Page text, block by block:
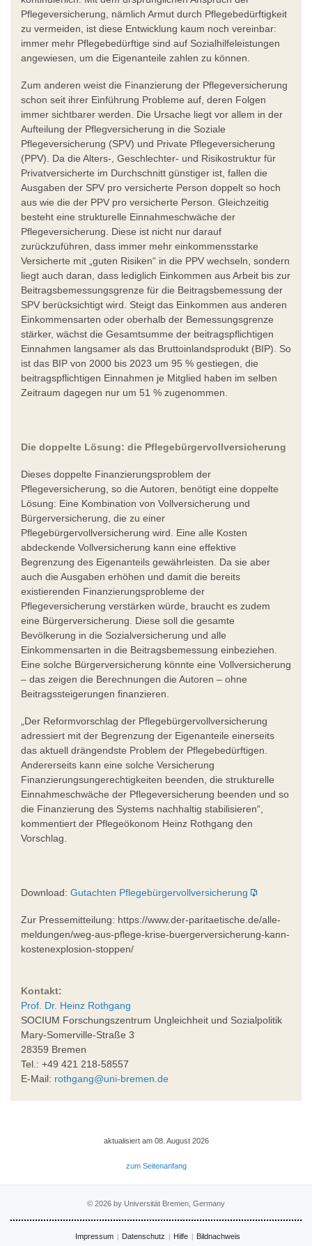
Pflegeversicherung, nämlich Armut durch Pflegebedürftigkeit
zu vermeiden, ist diese Entwicklung kaum noch vereinbar:
immer mehr Pflegebedürftige sind auf Sozialhilfeleistungen
angewiesen, um die Eigenanteile zahlen zu können.
Zum anderen weist die Finanzierung der Pflegeversicherung
schon seit ihrer Einführung Probleme auf, deren Folgen
immer sichtbarer werden. Die Ursache liegt vor allem in der
Aufteilung der Pflegversicherung in die Soziale
Pflegeversicherung (SPV) und Private Pflegeversicherung
(PPV). Da die Alters-, Geschlechter- und Risikostruktur für
Privatversicherte im Durchschnitt günstiger ist, fallen die
Ausgaben der SPV pro versicherte Person doppelt so hoch
aus wie die der PPV pro versicherte Person. Gleichzeitig
besteht eine strukturelle Einnahmeschwäche der
Pflegeversicherung. Diese ist nicht nur darauf
zurückzuführen, dass immer mehr einkommensstarke
Versicherte mit „guten Risiken“ in die PPV wechseln, sondern
liegt auch daran, dass lediglich Einkommen aus Arbeit bis zur
Beitragsbemessungsgrenze für die Beitragsbemessung der
SPV berücksichtigt wird. Steigt das Einkommen aus anderen
Einkommensarten oder oberhalb der Bemessungsgrenze
stärker, wächst die Gesamtsumme der beitragspflichtigen
Einnahmen langsamer als das Bruttoinlandsprodukt (BIP). So
ist das BIP von 2000 bis 2023 um 95 % gestiegen, die
beitragspflichtigen Einnahmen je Mitglied haben im selben
Zeitraum dagegen nur um 51 % zugenommen.
Die doppelte Lösung: die Pflegebürgervollversicherung
Dieses doppelte Finanzierungsproblem der
Pflegeversicherung, so die Autoren, benötigt eine doppelte
Lösung: Eine Kombination von Vollversicherung und
Bürgerversicherung, die zu einer
Pflegebürgervollversicherung wird. Eine alle Kosten
abdeckende Vollversicherung kann eine effektive
Begrenzung des Eigenanteils gewährleisten. Da sie aber
auch die Ausgaben erhöhen und damit die bereits
existierenden Finanzierungsprobleme der
Pflegeversicherung verstärken würde, braucht es zudem
eine Bürgerversicherung. Diese soll die gesamte
Bevölkerung in die Sozialversicherung und alle
Einkommensarten in die Beitragsbemessung einbeziehen.
Eine solche Bürgerversicherung könnte eine Vollversicherung
– das zeigen die Berechnungen die Autoren – ohne
Beitragssteigerungen finanzieren.
„Der Reformvorschlag der Pflegebürgervollversicherung
adressiert mit der Begrenzung der Eigenanteile einerseits
das aktuell drängendste Problem der Pflegebedürftigen.
Andererseits kann eine solche Versicherung
Finanzierungsungerechtigkeiten beenden, die strukturelle
Einnahmeschwäche der Pflegeversicherung beenden und so
die Finanzierung des Systems nachhaltig stabilisieren“,
kommentiert der Pflegeökonom Heinz Rothgang den
Vorschlag.
Download: Gutachten Pflegebürgervollversicherung
Zur Pressemitteilung: https://www.der-paritaetische.de/alle-
meldungen/weg-aus-pflege-krise-buergerversicherung-kann-
kostenexplosion-stoppen/
Kontakt:
Prof. Dr. Heinz Rothgang
SOCIUM Forschungszentrum Ungleichheit und Sozialpolitik
Mary-Somerville-Straße 3
28359 Bremen
Tel.: +49 421 218-58557
E-Mail: rothgang@uni-bremen.de
aktualisiert am 08. August 2026
zum Seitenanfang
© 2026 by Universität Bremen, Germany
Impressum Datenschutz Hilfe Bildnachweis